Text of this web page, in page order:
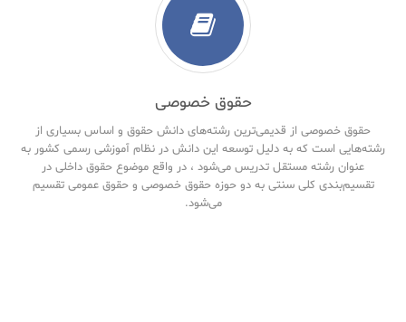
حقوق خصوصی
حقوق خصوصی از قدیمی‌ترین رشته‌های دانش حقوق و اساس بسیاری از
رشته‌هایی است که به دلیل توسعه این دانش در نظام آموزشی رسمی کشور به
عنوان رشته مستقل تدریس می‌شود ، در واقع موضوع حقوق داخلی در
تقسیم‌بندی کلی سنتی به دو حوزه حقوق خصوصی و حقوق‌ عمومی تقسیم
می‌شود.